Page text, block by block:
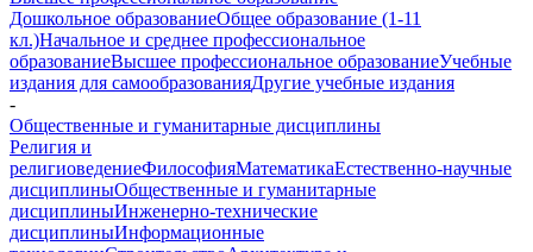
Дошкольное образованиеОбщее образование (1-11
кл.)Начальное и среднее профессиональное
образованиеВысшее профессиональное образованиеУчебные
издания для самообразованияДругие учебные издания
-
Общественные и гуманитарные дисциплины
Религия и
религиоведениеФилософияМатематикаЕстественно-научные
дисциплиныОбщественные и гуманитарные
дисциплиныИнженерно-технические
дисциплиныИнформационные